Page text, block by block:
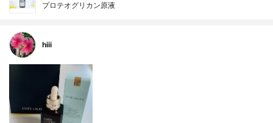
プロテオグリカン原液
hiii